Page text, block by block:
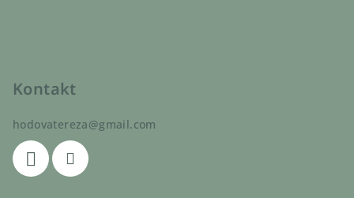
Kontakt
hodovatereza@gmail.com